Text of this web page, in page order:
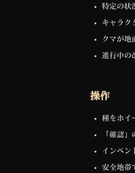
特定の状
キャラク
クマが地
進行中の
操作
種をホイ
「確認
インベン
安全地帯